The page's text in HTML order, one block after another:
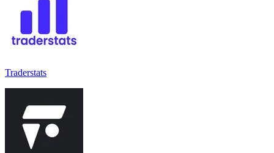
Traderstats